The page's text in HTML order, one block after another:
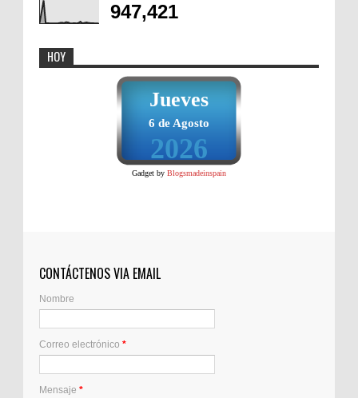
947,421
HOY
Jueves
6 de Agosto
2026
Gadget by Blogsmadeinspain
CONTÁCTENOS VIA EMAIL
Nombre
Correo electrónico *
Mensaje *